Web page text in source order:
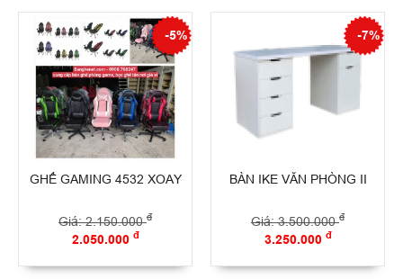
-5%
GHẾ GAMING 4532 XOAY
Giá: 2.150.000đ
2.050.000 đ
-7%
BÀN IKE VĂN PHÒNG II
Giá: 3.500.000đ
3.250.000 đ